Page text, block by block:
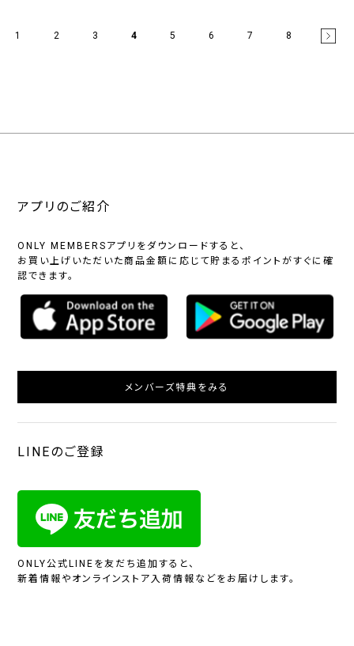
1 2 3 4 5 6 7 8
アプリのご紹介
ONLY MEMBERSアプリをダウンロードすると、
お買い上げいただいた商品金額に応じて貯まるポイントがすぐに確
認できます。
メンバーズ特典をみる
LINEのご登録
ONLY公式LINEを友だち追加すると、
新着情報やオンラインストア入荷情報などをお届けします。